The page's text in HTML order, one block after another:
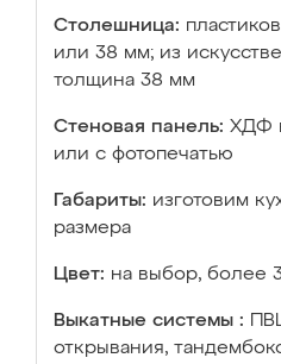
Столешница:
или 38 мм; из
толщина 38 мм
Стеновая панель: ХДФ
или с фотопечатью
Габариты: изготовим
размера
Цвет: на выбор, более
Выкатные системы :
открывания,